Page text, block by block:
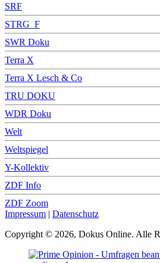
SRF
STRG_F
SWR Doku
Terra X
Terra X Lesch & Co
TRU DOKU
WDR Doku
Welt
Weltspiegel
Y-Kollektiv
ZDF Info
ZDF Zoom
Impressum | Datenschutz
Copyright © 2026, Dokus Online. Alle